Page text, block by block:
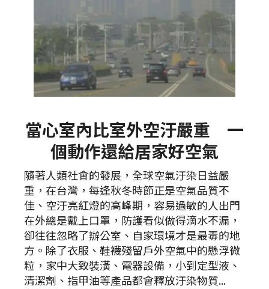
當心室內比室外空汙嚴重 一
個動作還給居家好空氣
隨著人類社會的發展，全球空氣汙染日益嚴
重，在台灣，每逢秋冬時節正是空氣品質不
佳、空汙亮紅燈的高峰期，容易過敏的人出門
在外總是戴上口罩，防護看似做得滴水不漏，
卻往往忽略了辦公室、自家環境才是最毒的地
方。除了衣服、鞋襪殘留戶外空氣中的懸浮微
粒，家中大致裝潢、電器設備，小到定型液、
清潔劑、指甲油等產品都會釋放汙染物質...